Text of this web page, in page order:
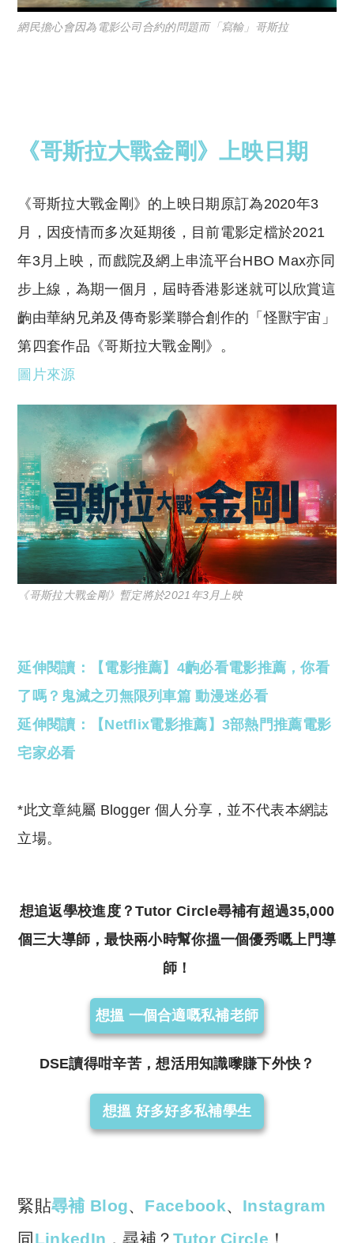
網民擔心會因為電影公司合約的問題而「寫輸」哥斯拉
《哥斯拉大戰金剛》上映日期
《哥斯拉大戰金剛》的上映日期原訂為2020年3
月，因疫情而多次延期後，目前電影定檔於2021
年3月上映，而戲院及網上串流平台HBO Max亦同
步上線，為期一個月，屆時香港影迷就可以欣賞這
齣由華納兄弟及傳奇影業聯合創作的「怪獸宇宙」
第四套作品《哥斯拉大戰金剛》。
圖片來源
《哥斯拉大戰金剛》暫定將於2021年3月上映
延伸閱讀：【電影推薦】4齣必看電影推薦，你看
了嗎？鬼滅之刃無限列車篇 動漫迷必看
延伸閱讀：【Netflix電影推薦】3部熱門推薦電影
宅家必看
*此文章純屬 Blogger 個人分享，並不代表本網誌
立場。
想追返學校進度？Tutor Circle尋補有超過35,000
個三大導師，最快兩小時幫你搵一個優秀嘅上門導
師！
想搵 一個合適嘅私補老師
DSE讀得咁辛苦，想活用知識嚟賺下外快？
想搵 好多好多私補學生
緊貼尋補 Blog、 Facebook、 Instagram
同 LinkedIn ，尋補？Tutor Circle ！